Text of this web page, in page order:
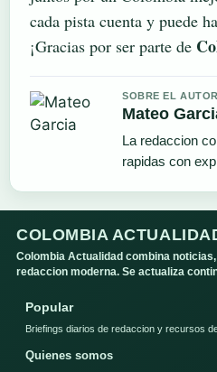
cada pista cuenta y puede
¡Gracias por ser parte de
SOBRE EL AUTOR
Mateo
La redaccion
rapidas con
COLOMBIA
Colombia Actualidad combina
redaccion moderna. Se actualiza
Popular
Briefings diarios de redaccion y recursos
Quienes somos